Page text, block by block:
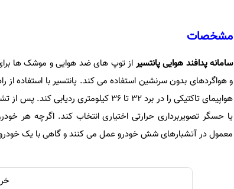
مشخصات
سامانه پدافند هوایی پانتسیر از توپ های ضد هوایی و موشک ها
هواپیمای تاکتیکی را در برد 32 تا 36
یا حسگر تصویربرداری حرارتی اختیاری انتخاب کند. اگرچه هر
معمول در آتشبارهای شش خودرو عمل می کنند و گاهی با یک